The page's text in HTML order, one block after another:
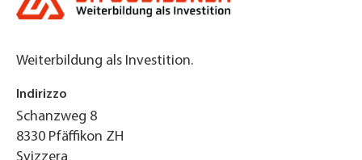
Weiterbildung als Investition.
Indirizzo
Schanzweg 8
8330 Pfäffikon ZH